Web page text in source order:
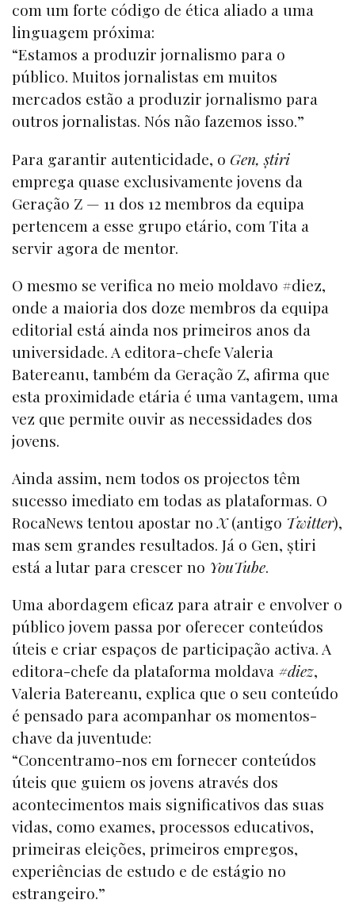
com um forte código de ética aliado a uma
linguagem próxima:
“Estamos a produzir jornalismo para o
público. Muitos jornalistas em muitos
mercados estão a produzir jornalismo para
outros jornalistas. Nós não fazemos isso.”
Para garantir autenticidade, o Gen, știri
emprega quase exclusivamente jovens da
Geração Z — 11 dos 12 membros da equipa
pertencem a esse grupo etário, com Tita a
servir agora de mentor.
O mesmo se verifica no meio moldavo #diez,
onde a maioria dos doze membros da equipa
editorial está ainda nos primeiros anos da
universidade. A editora-chefe Valeria
Batereanu, também da Geração Z, afirma que
esta proximidade etária é uma vantagem, uma
vez que permite ouvir as necessidades dos
jovens.
Ainda assim, nem todos os projectos têm
sucesso imediato em todas as plataformas. O
RocaNews tentou apostar noX(antigo Twitter),
mas sem grandes resultados. Já o Gen, știri
está a lutar para crescer no YouTube.
Uma abordagem eficaz para atrair e envolver o
público jovem passa por oferecer conteúdos
úteis e criar espaços de participação activa. A
editora-chefe da plataforma moldava #diez,
Valeria Batereanu, explica que o seu conteúdo
é pensado para acompanhar os momentos-
chave da juventude:
“Concentramo-nos em fornecer conteúdos
úteis que guiem os jovens através dos
acontecimentos mais significativos das suas
vidas, como exames, processos educativos,
primeiras eleições, primeiros empregos,
experiências de estudo e de estágio no
estrangeiro.”